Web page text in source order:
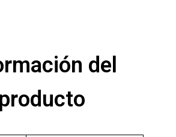
del
producto